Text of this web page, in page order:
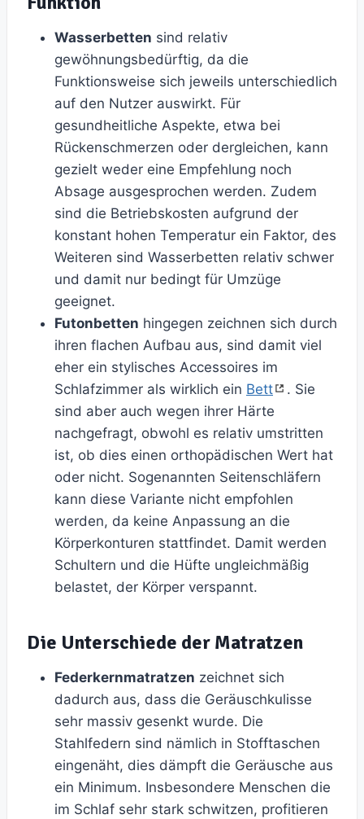
Wasserbetten sind relativ
gewöhnungsbedürftig, da die
Funktionsweise sich jeweils unterschiedlich
auf den Nutzer auswirkt. Für
gesundheitliche Aspekte, etwa bei
Rückenschmerzen oder dergleichen, kann
gezielt weder eine Empfehlung noch
Absage ausgesprochen werden. Zudem
sind die Betriebskosten aufgrund der
konstant hohen Temperatur ein Faktor, des
Weiteren sind Wasserbetten relativ schwer
und damit nur bedingt für Umzüge
geeignet.
Futonbetten hingegen zeichnen sich durch
ihren flachen Aufbau aus, sind damit viel
eher ein stylisches Accessoires im
Schlafzimmer als wirklich ein Bett
. Sie
sind aber auch wegen ihrer Härte
nachgefragt, obwohl es relativ umstritten
ist, ob dies einen orthopädischen Wert hat
oder nicht. Sogenannten Seitenschläfern
kann diese Variante nicht empfohlen
werden, da keine Anpassung an die
Körperkonturen stattfindet. Damit werden
Schultern und die Hüfte ungleichmäßig
belastet, der Körper verspannt.
Die Unterschiede der Matratzen
Federkernmatratzen zeichnet sich
dadurch aus, dass die Geräuschkulisse
sehr massiv gesenkt wurde. Die
Stahlfedern sind nämlich in Stofftaschen
eingenäht, dies dämpft die Geräusche aus
ein Minimum. Insbesondere Menschen die
im Schlaf sehr stark schwitzen, profitieren